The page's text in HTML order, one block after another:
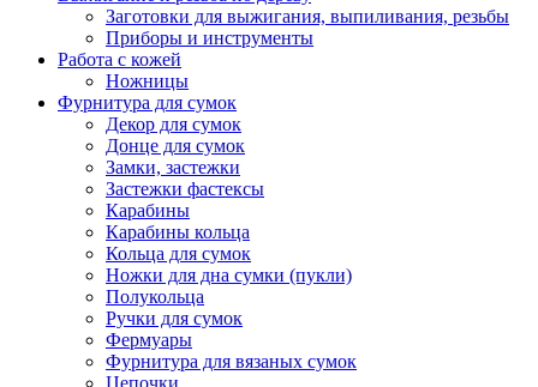
Заготовки для выжигания, выпиливания, резьбы
Приборы и инструменты
Работа с кожей
Ножницы
Фурнитура для сумок
Декор для сумок
Донце для сумок
Замки, застежки
Застежки фастексы
Карабины
Карабины кольца
Кольца для сумок
Ножки для дна сумки (пукли)
Полукольца
Ручки для сумок
Фермуары
Фурнитура для вязаных сумок
Цепочки